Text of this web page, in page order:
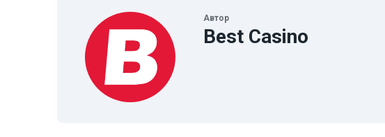
Автор
Best Casino